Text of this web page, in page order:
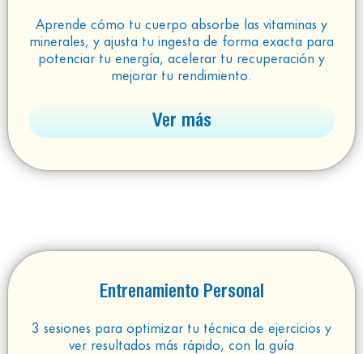
Aprende cómo tu cuerpo absorbe las vitaminas y
minerales, y ajusta tu ingesta de forma exacta para
potenciar tu energía, acelerar tu recuperación y
mejorar tu rendimiento.
Ver más
Entrenamiento Personal
3 sesiones para optimizar tu técnica de ejercicios y
ver resultados más rápido, con la guía